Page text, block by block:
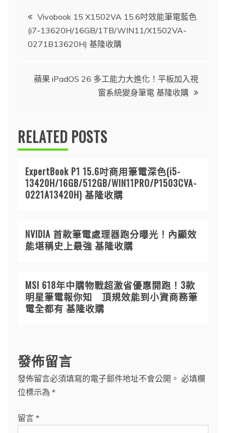
文
章
Vivobook 15 X1502VA 15.6吋效能筆電藍色
(i7-13620H/16GB/1TB/WIN11/X1502VA-
0271B13620H) 基隆收購
蘋果 iPadOS 26 多工能力大進化！平板加入視
窗系統變身筆電 基隆收購
RELATED POSTS
ExpertBook P1 15.6吋商用筆電深色(i5-
13420H/16GB/512GB/WIN11PRO/P1503CVA-
0221A13420H) 基隆收購
NVIDIA 首款筆電處理器跑分曝光！內顯效
能堪稱史上最強 基隆收購
MSI 618年中購物戰超激省優惠開跑！3款
明星筆電報你知 頂規效能到小資商務筆
電全都有 基隆收購
發佈留言
發佈留言必須填寫的電子郵件地址不會公開。 必填欄
位標示為 *
留言 *